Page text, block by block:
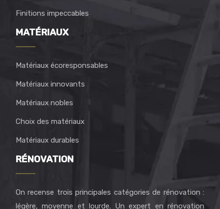
Finitions impeccables
MATÉRIAUX
Matériaux écoresponsables
Matériaux innovants
Matériaux nobles
Choix des matériaux
Matériaux durables
RÉNOVATION
On recense trois principales catégories de rénovation :
légère, moyenne et lourde. Un expert en rénovation